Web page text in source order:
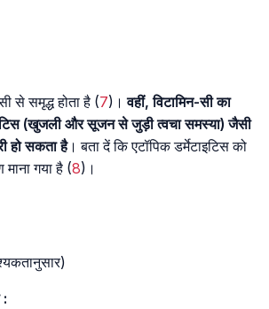
से समृद्ध होता है (7)।वहीं, विटामिन-सी का
(खुजली और सूजन से जुड़ी त्वचा समस्या) जैसी
हो सकता है। बता दें कि एटॉपिक डर्मेटाइटिस को
गया है (8)।
: